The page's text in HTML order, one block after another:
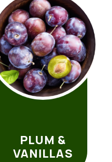
PLUM &
VANILLAS